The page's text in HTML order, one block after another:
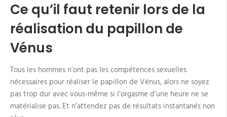
Ce qu’il faut retenir lors de la
réalisation du papillon de
Vénus
Tous les hommes n’ont pas les compétences sexuelles
nécessaires pour réaliser le papillon de Vénus, alors ne soyez
pas trop dur avec vous-même si l’orgasme d’une heure ne se
matérialise pas. Et n’attendez pas de résultats instantanés non